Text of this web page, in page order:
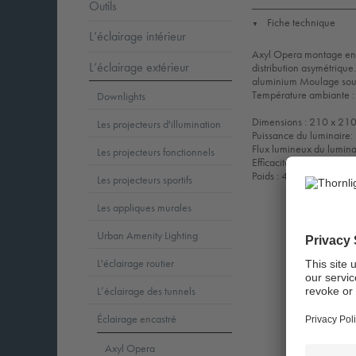
▼ Fiche technique
Axyl Opera montage
distribution
aluminium Moulage
Température ambiante
Dimensions : 210 x
Puissance du
Flux lumineux du
Efficacité lumineuse du
Poids : 4,08 kg
Outils
L’éclairage intérieur
L’éclairage extérieur
Downlights
Les projecteurs d'illumination
Les projecteurs fonctionnels
Les projecteurs sportifs
Les appliques murales
Urban Amenity Lighting
L'éclairage routier
L’éclairage des tunnels
Éclairage encastré
Axyl Opera